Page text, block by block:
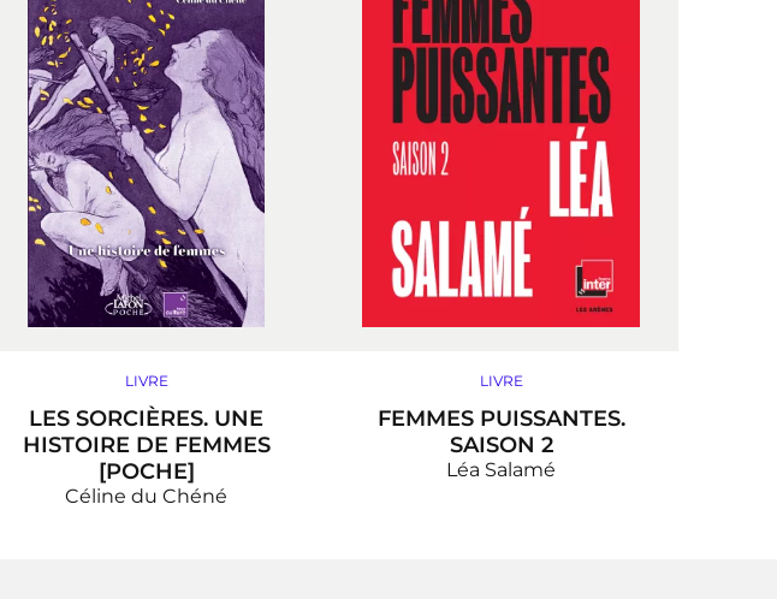
LIVRE
LES SORCIÈRES. UNE
HISTOIRE DE FEMMES
[POCHE]
Céline du Chéné
LIVRE
FEMMES PUISSANTES.
SAISON 2
Léa Salamé